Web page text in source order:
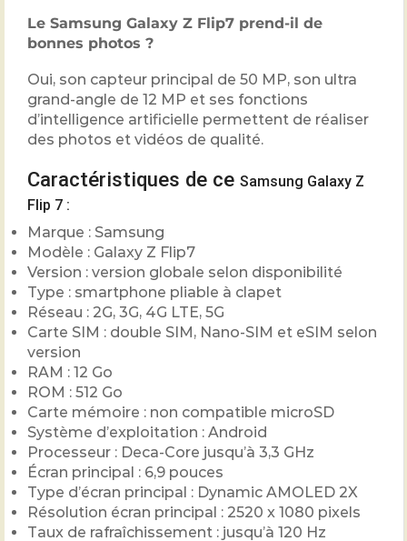
Le Samsung Galaxy Z Flip7 prend-il de
bonnes photos ?
Oui, son capteur principal de 50 MP, son ultra
grand-angle de 12 MP et ses fonctions
d’intelligence artificielle permettent de réaliser
des photos et vidéos de qualité.
Caractéristiques de ce Samsung Galaxy Z
Flip 7 :
Marque : Samsung
Modèle : Galaxy Z Flip7
Version : version globale selon disponibilité
Type : smartphone pliable à clapet
Réseau : 2G, 3G, 4G LTE, 5G
Carte SIM : double SIM, Nano-SIM et eSIM selon
version
RAM : 12 Go
ROM : 512 Go
Carte mémoire : non compatible microSD
Système d’exploitation : Android
Processeur : Deca-Core jusqu’à 3,3 GHz
Écran principal : 6,9 pouces
Type d’écran principal : Dynamic AMOLED 2X
Résolution écran principal : 2520 x 1080 pixels
Taux de rafraîchissement : jusqu’à 120 Hz